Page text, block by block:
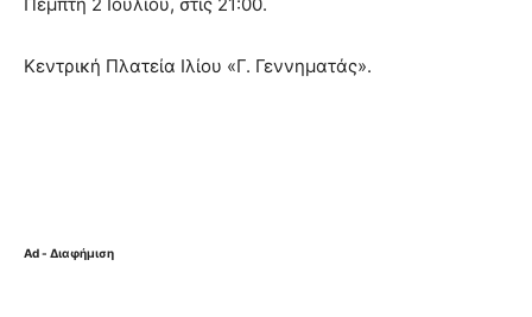
Κεντρική Πλατεία Ιλίου «Γ. Γεννηματάς».
Ad - Διαφήμιση